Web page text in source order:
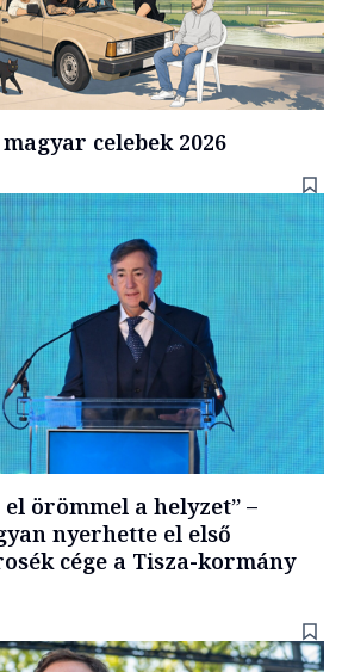
celebek 2026
el örömmel a helyzet” –
nyerhette el első
cége a Tisza-kormány